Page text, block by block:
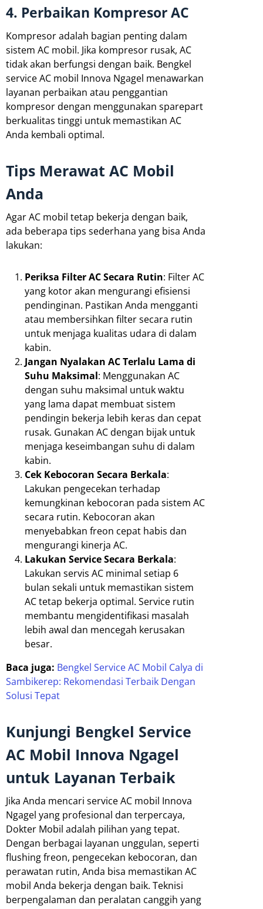
4. Perbaikan Kompresor AC
Kompresor adalah bagian penting dalam
sistem AC mobil. Jika kompresor rusak, AC
tidak akan berfungsi dengan baik. Bengkel
service AC mobil Innova Ngagel menawarkan
layanan perbaikan atau penggantian
kompresor dengan menggunakan sparepart
berkualitas tinggi untuk memastikan AC
Anda kembali optimal.
Tips Merawat AC Mobil
Anda
Agar AC mobil tetap bekerja dengan baik,
ada beberapa tips sederhana yang bisa Anda
lakukan:
Periksa Filter AC Secara Rutin: Filter AC
yang kotor akan mengurangi efisiensi
pendinginan. Pastikan Anda mengganti
atau membersihkan filter secara rutin
untuk menjaga kualitas udara di dalam
kabin.
Jangan Nyalakan AC Terlalu Lama di
Suhu Maksimal: Menggunakan AC
dengan suhu maksimal untuk waktu
yang lama dapat membuat sistem
pendingin bekerja lebih keras dan cepat
rusak. Gunakan AC dengan bijak untuk
menjaga keseimbangan suhu di dalam
kabin.
Cek Kebocoran Secara Berkala:
Lakukan pengecekan terhadap
kemungkinan kebocoran pada sistem AC
secara rutin. Kebocoran akan
menyebabkan freon cepat habis dan
mengurangi kinerja AC.
Lakukan Service Secara Berkala:
Lakukan servis AC minimal setiap 6
bulan sekali untuk memastikan sistem
AC tetap bekerja optimal. Service rutin
membantu mengidentifikasi masalah
lebih awal dan mencegah kerusakan
besar.
Baca juga: Bengkel Service AC Mobil Calya di
Sambikerep: Rekomendasi Terbaik Dengan
Solusi Tepat
Kunjungi Bengkel Service
AC Mobil Innova Ngagel
untuk Layanan Terbaik
Jika Anda mencari service AC mobil Innova
Ngagel yang profesional dan terpercaya,
Dokter Mobil adalah pilihan yang tepat.
Dengan berbagai layanan unggulan, seperti
flushing freon, pengecekan kebocoran, dan
perawatan rutin, Anda bisa memastikan AC
mobil Anda bekerja dengan baik. Teknisi
berpengalaman dan peralatan canggih yang